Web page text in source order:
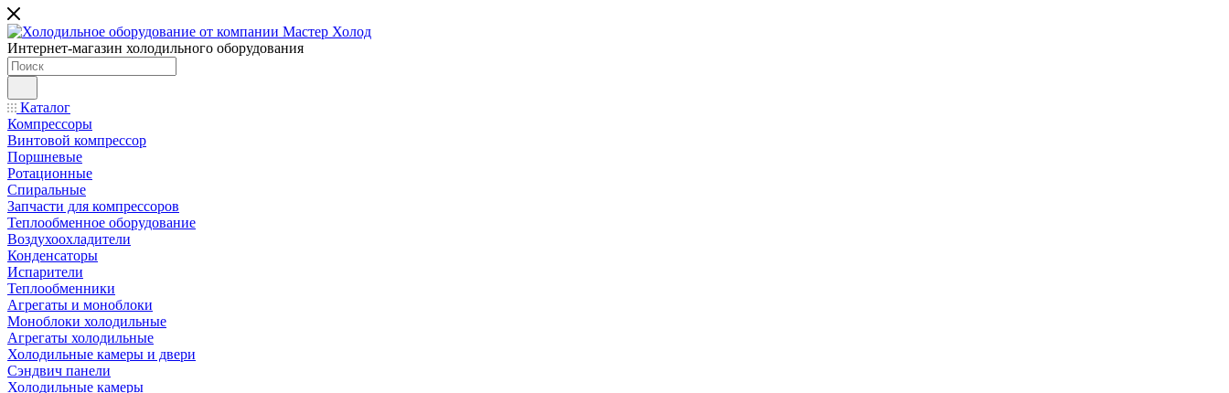
Интернет-магазин холодильного оборудования
Каталог
Компрессоры
Винтовой компрессор
Поршневые
Ротационные
Спиральные
Запчасти для компрессоров
Теплообменное оборудование
Воздухоохладители
Конденсаторы
Испарители
Теплообменники
Агрегаты и моноблоки
Моноблоки холодильные
Агрегаты холодильные
Холодильные камеры и двери
Сэндвич панели
Холодильные камеры